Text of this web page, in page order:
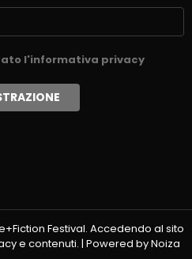
l'informativa privacy
Festival. Accedendo al sito
e contenuti. | Powered by Noiza